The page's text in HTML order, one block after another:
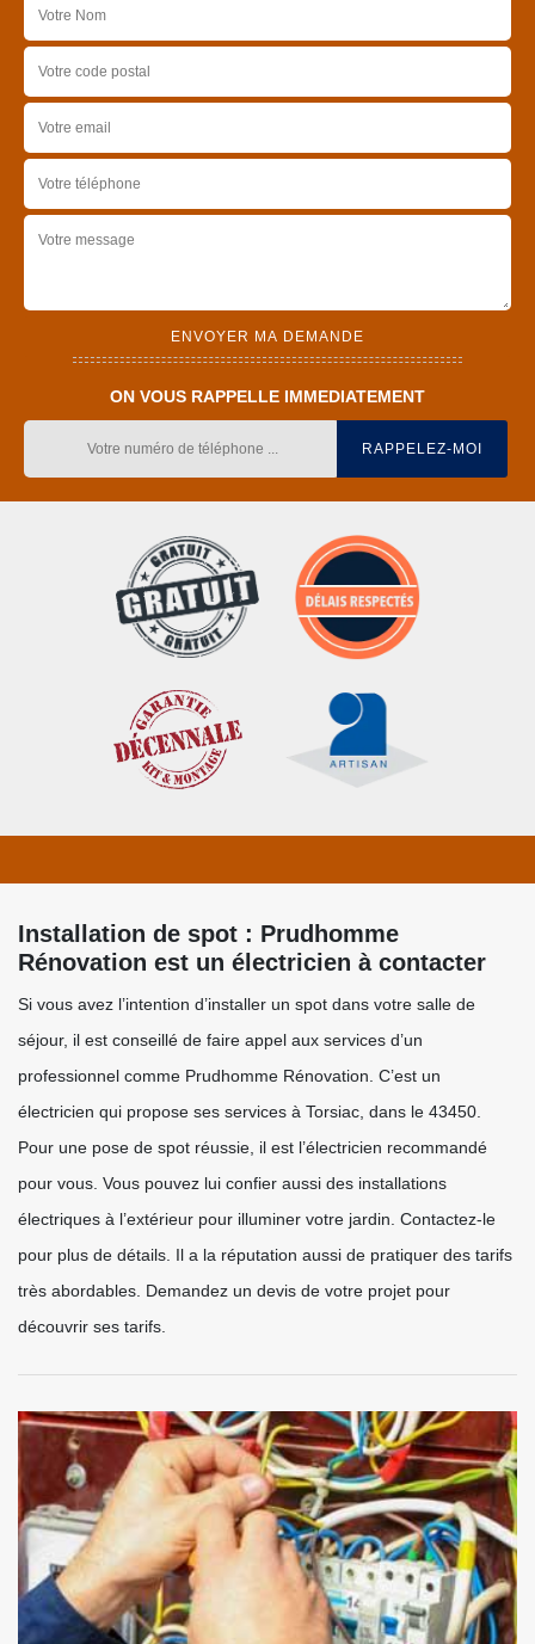
ON VOUS RAPPELLE IMMEDIATEMENT
Installation de spot : Prudhomme
Rénovation est un électricien à contacter
Si vous avez l’intention d’installer un spot dans votre salle de
séjour, il est conseillé de faire appel aux services d’un
professionnel comme Prudhomme Rénovation. C’est un
électricien qui propose ses services à Torsiac, dans le 43450.
Pour une pose de spot réussie, il est l’électricien recommandé
pour vous. Vous pouvez lui confier aussi des installations
électriques à l’extérieur pour illuminer votre jardin. Contactez-le
pour plus de détails. Il a la réputation aussi de pratiquer des tarifs
très abordables. Demandez un devis de votre projet pour
découvrir ses tarifs.